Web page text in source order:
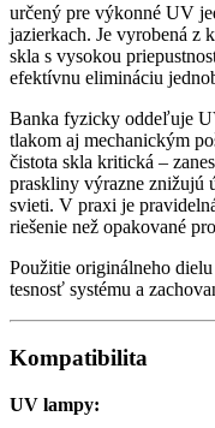
určený pre výkonné UV
jazierkach. Je vyrobená z
skla s vysokou
efektívnu elimináciu
Banka fyzicky oddeľuje
tlakom aj mechanickým
čistota skla kritická –
praskliny výrazne znižujú
svieti. V praxi je
riešenie než opakované
Použitie originálneho
tesnosť systému a
Kompatibilita
UV lampy: